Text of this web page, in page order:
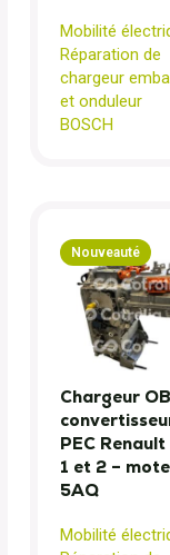
Mobilité
Réparation de
chargeur
et onduleur
BOSCH
Nouveauté
Chargeur
PEC Renault
1 et 2 –
5AQ
Mobilité